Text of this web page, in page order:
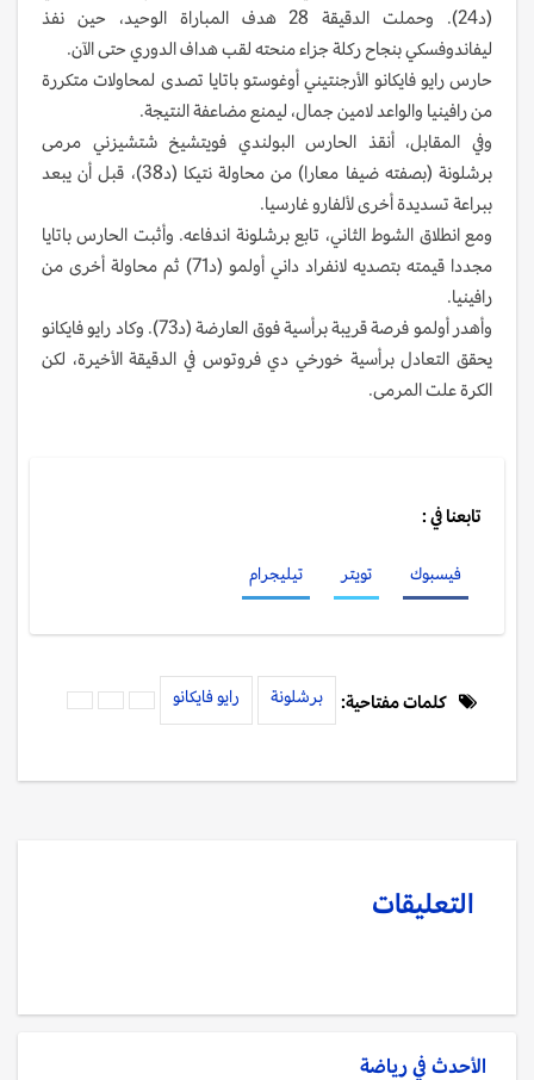
(د24). وحملت الدقيقة 28 هدف المباراة الوحيد، حين نفذ
ليفاندوفسكي بنجاح ركلة جزاء منحته لقب هداف الدوري حتى الآن.
حارس رايو فايكانو الأرجنتيني أوغوستو باتايا تصدى لمحاولات متكررة
من رافينيا والواعد لامين جمال، ليمنع مضاعفة النتيجة.
وفي المقابل، أنقذ الحارس البولندي فويتشيخ شتشيزني مرمى
برشلونة (بصفته ضيفا معارا) من محاولة نتيكا (د38)، قبل أن يبعد
ببراعة تسديدة أخرى لألفارو غارسيا.
ومع انطلاق الشوط الثاني، تابع برشلونة اندفاعه. وأثبت الحارس باتايا
مجددا قيمته بتصديه لانفراد داني أولمو (د71) ثم محاولة أخرى من
رافينيا.
وأهدر أولمو فرصة قريبة برأسية فوق العارضة (د73). وكاد رايو فايكانو
يحقق التعادل برأسية خورخي دي فروتوس في الدقيقة الأخيرة، لكن
الكرة علت المرمى.
تابعنا في :
فيسبوك تويتر تيليجرام
كلمات مفتاحية: برشلونة رايو فايكانو
التعليقات
الأحدث فيرياضة